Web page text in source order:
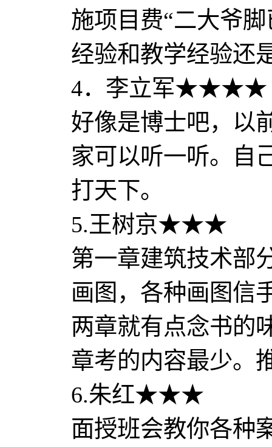
施项目费“二大爷
经验和教学经验还
4．李立军★★★★
好像是博士吧，以
家可以听一听。自
打天下。
5.王树京★★★
第一章建筑技术部
画图，各种画图信
两章就有点念书的
章考的内容最少。
6.朱红★★★
面授班会教你各种